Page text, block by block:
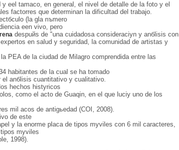
eel tamaсo, en general, el nivel de detalle de la foto y el
factorres que determinan la dificultad del trabajo.
(la gla nъmero
een vivo, pero
despuйs de "una cuidadosa consideraciуn y anбlisis con
en salud y seguridad, la comunidad de artistas y
PEA de la ciudad de Milagro comprendida entre las
habitantes de la cual se ha tomado
el anбlisis cuantitativo y cualitativo.
hechos histуricos
como el acto de Guaqin, en el que luciу uno de los
mil aсos de antigьedad (COI, 2008).
de este
y la enorme placa de tipos mуviles con 6 mil caracteres,
mуviles
1998).